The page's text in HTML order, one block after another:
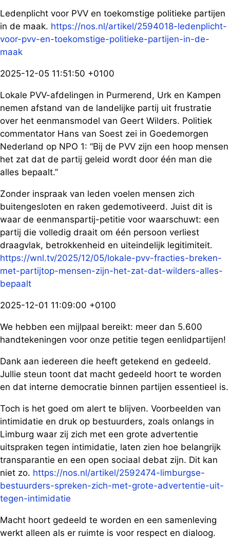
Ledenplicht voor PVV en toekomstige politieke partijen
in de maak. https://nos.nl/artikel/2594018-ledenplicht-
voor-pvv-en-toekomstige-politieke-partijen-in-de-
maak
2025-12-05 11:51:50 +0100
Lokale PVV-afdelingen in Purmerend, Urk en Kampen
nemen afstand van de landelijke partij uit frustratie
over het eenmansmodel van Geert Wilders. Politiek
commentator Hans van Soest zei in Goedemorgen
Nederland op NPO 1: “Bij de PVV zijn een hoop mensen
het zat dat de partij geleid wordt door één man die
alles bepaalt.”
Zonder inspraak van leden voelen mensen zich
buitengesloten en raken gedemotiveerd. Juist dit is
waar de eenmanspartij-petitie voor waarschuwt: een
partij die volledig draait om één persoon verliest
draagvlak, betrokkenheid en uiteindelijk legitimiteit.
https://wnl.tv/2025/12/05/lokale-pvv-fracties-breken-
met-partijtop-mensen-zijn-het-zat-dat-wilders-alles-
bepaalt
2025-12-01 11:09:00 +0100
We hebben een mijlpaal bereikt: meer dan 5.600
handtekeningen voor onze petitie tegen eenlidpartijen!
Dank aan iedereen die heeft getekend en gedeeld.
Jullie steun toont dat macht gedeeld hoort te worden
en dat interne democratie binnen partijen essentieel is.
Toch is het goed om alert te blijven. Voorbeelden van
intimidatie en druk op bestuurders, zoals onlangs in
Limburg waar zij zich met een grote advertentie
uitspraken tegen intimidatie, laten zien hoe belangrijk
transparantie en een open sociaal debat zijn. Dit kan
niet zo. https://nos.nl/artikel/2592474-limburgse-
bestuurders-spreken-zich-met-grote-advertentie-uit-
tegen-intimidatie
Macht hoort gedeeld te worden en een samenleving
werkt alleen als er ruimte is voor respect en dialoog.